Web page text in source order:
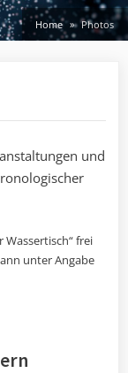
Home Photos
und
Wassertisch“ frei
unter Angabe